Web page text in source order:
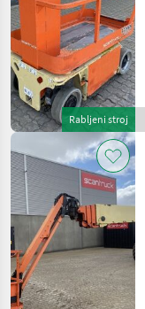
Rabljeni stroj